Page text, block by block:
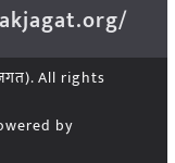
. All rights
by